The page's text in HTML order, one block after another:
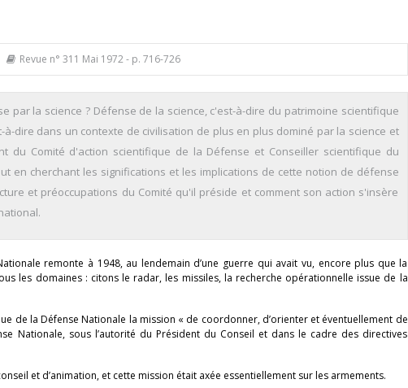
Revue n° 311 Mai 1972- p. 716-726
par la science ? Défense de la science, c'est-à-dire du patrimoine scientifique
dire dans un contexte de civilisation de plus en plus dominé par la science et
Comité d'action scientifique de la Défense et Conseiller scientifique du
en cherchant les significations et les implications de cette notion de défense
et préoccupations du Comité qu'il préside et comment son action s'insère
remonte à 1948, au lendemain d’une guerre qui avait vu, encore plus que la
les domaines : citons le radar, les missiles, la recherche opérationnelle issue de la
de la Défense Nationale la mission « de coordonner, d’orienter et éventuellement de
Nationale, sous l’autorité du Président du Conseil et dans le cadre des directives
et d’animation, et cette mission était axée essentiellement sur les armements.